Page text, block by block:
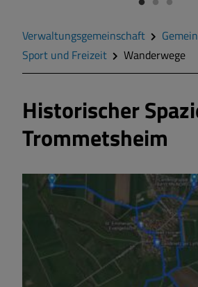
Zahlen und Daten
Geschichte
Gemeinderat
Gemeindeteile
Mitteilungsblatt
Wohnen und Bauen
Verwaltungsgemeinschaft
Sport und Freizeit
Wanderwege
Historischer
Trommetsheim